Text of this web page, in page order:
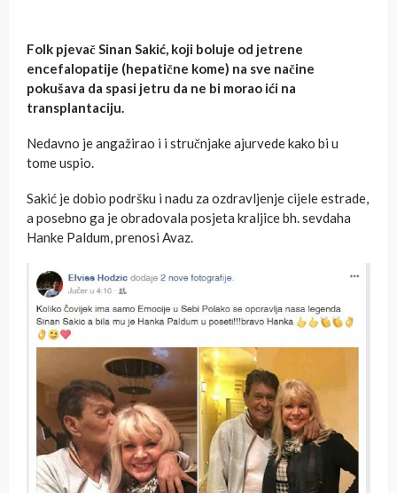
Folk pjevač Sinan Sakić, koji boluje od jetrene
encefalopatije (hepatične kome) na sve načine
pokušava da spasi jetru da ne bi morao ići na
transplantaciju.
Nedavno je angažirao i i stručnjake ajurvede kako bi u
tome uspio.
Sakić je dobio podršku i nadu za ozdravljenje cijele estrade,
a posebno ga je obradovala posjeta kraljice bh. sevdaha
Hanke Paldum, prenosi Avaz.